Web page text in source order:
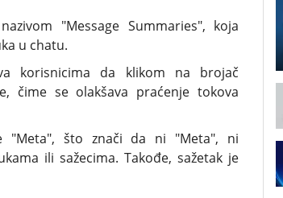
"Message Summaries", koja
u chatu.
korisnicima da klikom na brojač
čime se olakšava praćenje tokova
"Meta", što znači da ni "Meta", ni
ili sažecima. Takođe, sažetak je